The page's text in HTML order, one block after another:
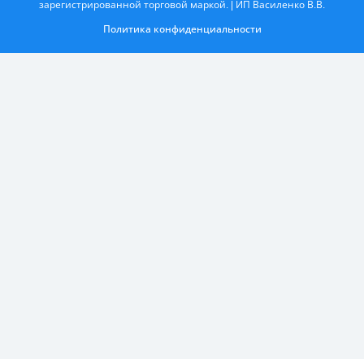
зарегистрированной торговой маркой. | ИП Василенко В.В.
Политика конфиденциальности